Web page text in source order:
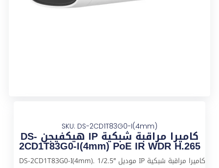
SKU: DS-2CD1T83G0-I(4mm)
كاميرا مراقبة شبكية IP هيكفيجن DS-
2CD1T83G0-I(4mm) PoE IR WDR H.265
كاميرا مراقبة شبكية IP موديل DS-2CD1T83G0-I(4mm). 1/2.5″